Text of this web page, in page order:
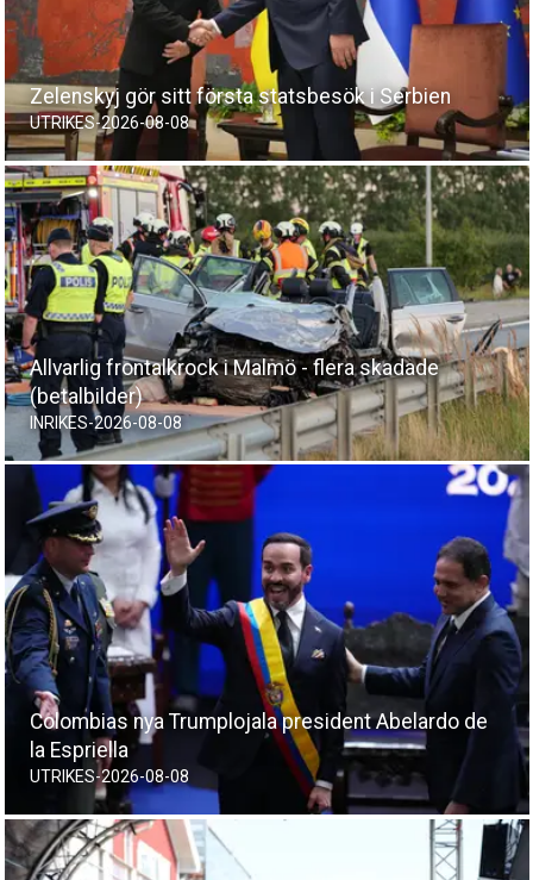
Zelenskyj gör sitt första statsbesök i Serbien
UTRIKES-2026-08-08
Allvarlig frontalkrock i Malmö - flera skadade
(betalbilder)
INRIKES-2026-08-08
Colombias nya Trumplojala president Abelardo de
la Espriella
UTRIKES-2026-08-08